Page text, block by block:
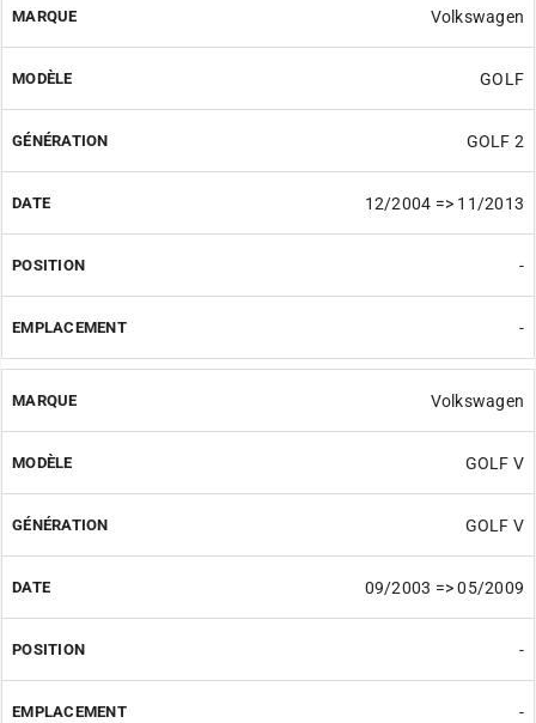
Volkswagen
GOLF
GOLF 2
12/2004 => 11/2013
-
-
Volkswagen
GOLF V
GOLF V
09/2003 => 05/2009
-
-